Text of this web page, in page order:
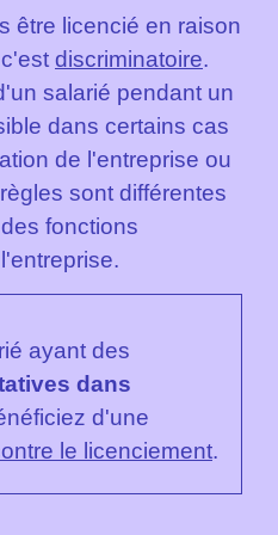
être licencié en raison
discriminatoire.
salarié pendant un
dans certains cas
de l'entreprise ou
sont différentes
fonctions
ayant des
dans
d'une
le licenciement.